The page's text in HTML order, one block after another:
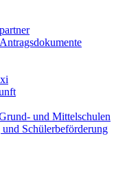
und Mittelschulen
Schülerbeförderung